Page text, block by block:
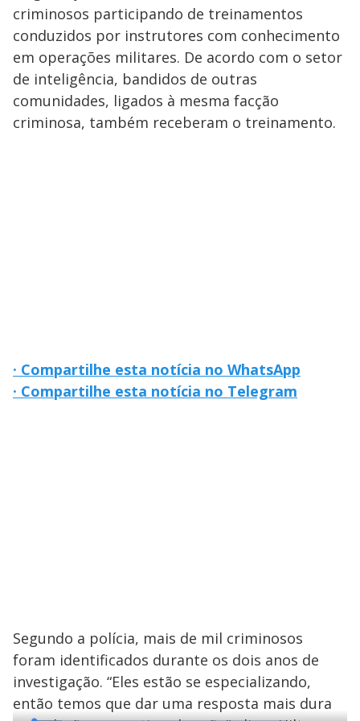
criminosos participando de treinamentos
conduzidos por instrutores com conhecimento
em operações militares. De acordo com o setor
de inteligência, bandidos de outras
comunidades, ligados à mesma facção
criminosa, também receberam o treinamento.
· Compartilhe esta notícia no WhatsApp
· Compartilhe esta notícia no Telegram
Segundo a polícia, mais de mil criminosos
foram identificados durante os dois anos de
investigação. “Eles estão se especializando,
então temos que dar uma resposta mais dura